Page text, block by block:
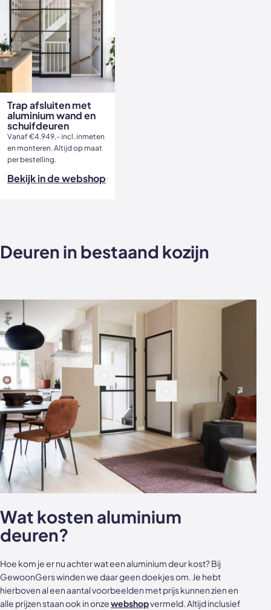
Trap afsluiten met
aluminium wand en
schuifdeuren
Vanaf €4.949,- incl. inmeten
en monteren. Altijd op maat
per bestelling.
Bekijk in de webshop
Deuren in bestaand kozijn
Wat kosten aluminium
deuren?
Hoe kom je er nu achter wat een aluminium deur kost? Bij
GewoonGers winden we daar geen doekjes om. Je hebt
hierboven al een aantal voorbeelden met prijs kunnen zien en
alle prijzen staan ook in onzewebshopvermeld. Altijd inclusief